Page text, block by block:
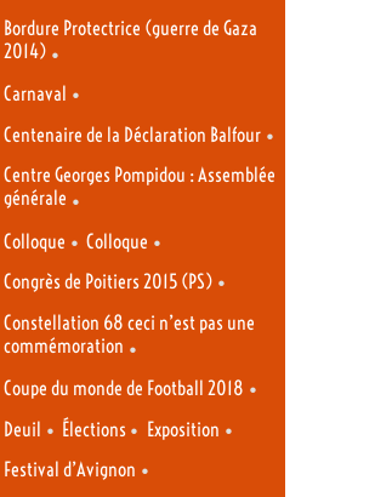
Bordure Protectrice (guerre de Gaza
2014) •
Carnaval •
Centenaire de la Déclaration Balfour •
Centre Georges Pompidou : Assemblée
générale •
Colloque • Colloque •
Congrès de Poitiers 2015 (PS) •
Constellation 68 ceci n’est pas une
commémoration •
Coupe du monde de Football 2018 •
Deuil • Élections • Exposition •
Festival d’Avignon •